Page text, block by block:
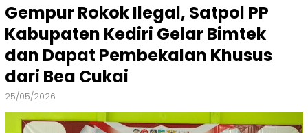
Gempur Rokok Ilegal, Satpol PP
Kabupaten Kediri Gelar Bimtek
dan Dapat Pembekalan Khusus
dari Bea Cukai
25/05/2026